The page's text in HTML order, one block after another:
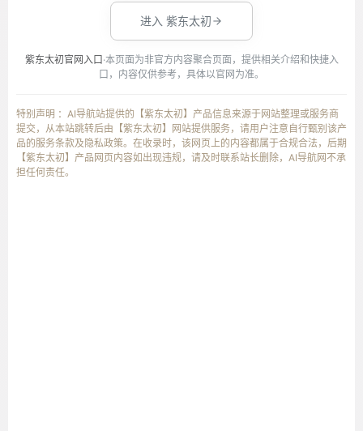
进入 紫东太初
紫东太初官网入口 ·本页面为非官方内容聚合页面，提供相关介绍和快捷入
口，内容仅供参考，具体以官网为准。
特别声明 ：AI导航站提供的【紫东太初】产品信息来源于网站整理或服务商
提交，从本站跳转后由【紫东太初】网站提供服务，请用户注意自行甄别该产
品的服务条款及隐私政策。在收录时，该网页上的内容都属于合规合法，后期
【紫东太初】产品网页内容如出现违规，请及时联系站长删除，AI导航网不承
担任何责任。